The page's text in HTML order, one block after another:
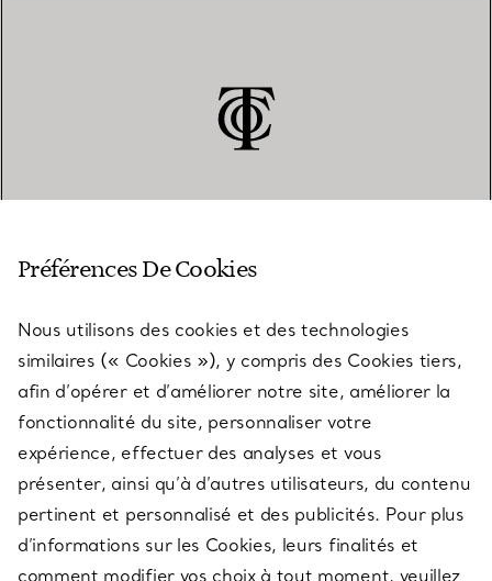
SERVICES
À PROPOS
QUESTIONS LÉGALES
Préférences De Cookies
Nous utilisons des cookies et des technologies
similaires (« Cookies »), y compris des Cookies tiers,
afin d’opérer et d’améliorer notre site, améliorer la
fonctionnalité du site, personnaliser votre
expérience, effectuer des analyses et vous
présenter, ainsi qu’à d’autres utilisateurs, du contenu
pertinent et personnalisé et des publicités. Pour plus
d’informations sur les Cookies, leurs finalités et
comment modifier vos choix à tout moment, veuillez